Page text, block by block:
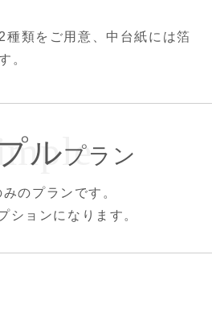
種類をご用意、中台紙には箔
。
ルプラン
のプランです。
ションになります。